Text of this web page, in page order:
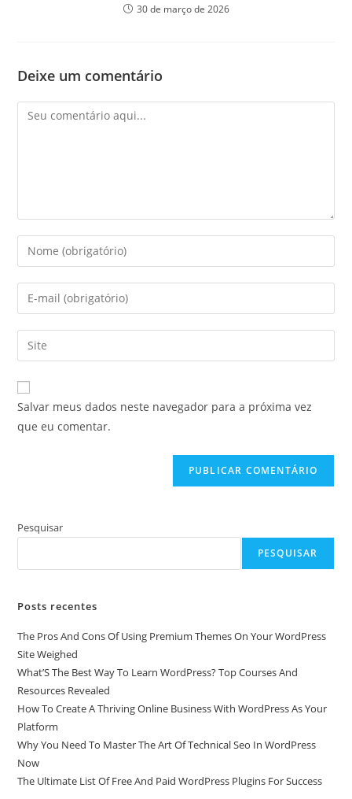
30 de março de 2026
Deixe um comentário
Comentário
Digite
seu
nome
ou
de
usuário
para
comentar
Digite
seu
endereço
de
mail
para
comentar
Digite
o
URL
do
site
Salvar meus dados neste navegador para a próxima vez
que eu comentar.
Pesquisar
PESQUISAR
Posts recentes
The Pros And Cons Of Using Premium Themes On Your WordPress
Site Weighed
What’S The Best Way To Learn WordPress? Top Courses And
Resources Revealed
How To Create A Thriving Online Business With WordPress As Your
Platform
Why You Need To Master The Art Of Technical Seo In WordPress
Now
The Ultimate List Of Free And Paid WordPress Plugins For Success